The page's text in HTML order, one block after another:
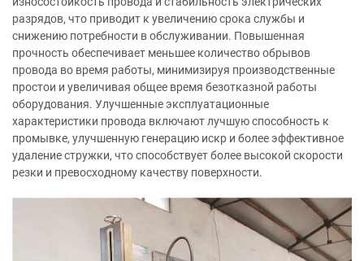
разрядов, что приводит к увеличению срока службы и
снижению потребности в обслуживании. Повышенная
прочность обеспечивает меньшее количество обрывов
провода во время работы, минимизируя производственные
простои и увеличивая общее время безотказной работы
оборудования. Улучшенные эксплуатационные
характеристики провода включают лучшую способность к
промывке, улучшенную генерацию искр и более эффективное
удаление стружки, что способствует более высокой скорости
резки и превосходному качеству поверхности.